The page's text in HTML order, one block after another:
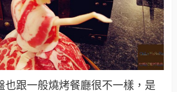
也跟一般燒烤餐廳很不一樣，是